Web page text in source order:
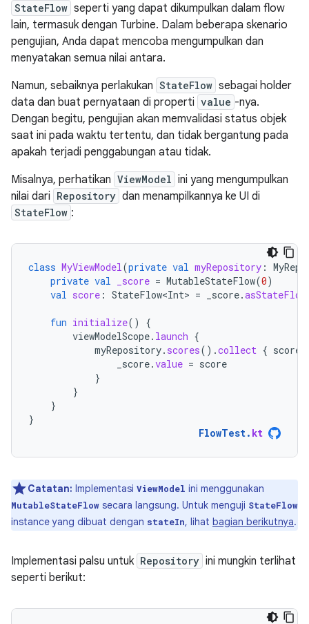
StateFlow seperti yang dapat dikumpulkan dalam flow
lain, termasuk dengan Turbine. Dalam beberapa skenario
pengujian, Anda dapat mencoba mengumpulkan dan
menyatakan semua nilai antara.
Namun, sebaiknya perlakukan StateFlow sebagai holder
data dan buat pernyataan di properti value -nya.
Dengan begitu, pengujian akan memvalidasi status objek
saat ini pada waktu tertentu, dan tidak bergantung pada
apakah terjadi penggabungan atau tidak.
Misalnya, perhatikan ViewModel ini yang mengumpulkan
nilai dari Repository dan menampilkannya ke UI di
StateFlow :
class MyViewModel(private val myRepository :
private val _score = MutableStateFlow(0)
val score : StateFlow<Int> = _score.asStateFlow
fun initialize()
{
viewModelScope. launch {
myRepository. scores().collect { score
_score.value = score
}
}
}
}
FlowTest. kt
Catatan: Implementasi ViewModel ini menggunakan
MutableStateFlow secara langsung. Untuk menguji StateFlow
instance yang dibuat dengan stateIn, lihat bagian berikutnya.
Implementasi palsu untuk Repository ini mungkin terlihat
seperti berikut: